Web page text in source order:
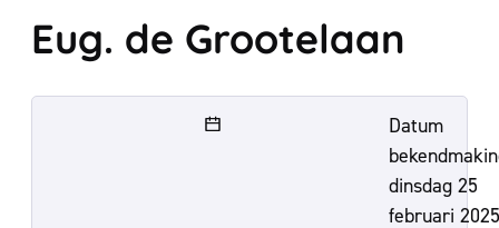
Eug. de Grootelaan
Datum
dinsdag 25
februari 2025